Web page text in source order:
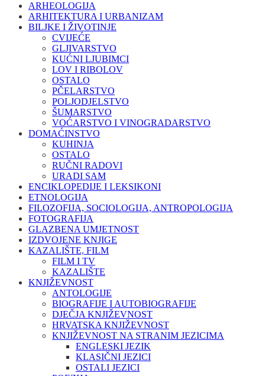
ARHEOLOGIJA
ARHITEKTURA I URBANIZAM
BILJKE I ŽIVOTINJE
CVIJEĆE
GLJIVARSTVO
KUĆNI LJUBIMCI
LOV I RIBOLOV
OSTALO
PČELARSTVO
POLJODJELSTVO
ŠUMARSTVO
VOĆARSTVO I VINOGRADARSTVO
DOMAĆINSTVO
KUHINJA
OSTALO
RUČNI RADOVI
URADI SAM
ENCIKLOPEDIJE I LEKSIKONI
ETNOLOGIJA
FILOZOFIJA, SOCIOLOGIJA, ANTROPOLOGIJA
FOTOGRAFIJA
GLAZBENA UMJETNOST
IZDVOJENE KNJIGE
KAZALIŠTE, FILM
FILM I TV
KAZALIŠTE
KNJIŽEVNOST
ANTOLOGIJE
BIOGRAFIJE I AUTOBIOGRAFIJE
DJEČJA KNJIŽEVNOST
HRVATSKA KNJIŽEVNOST
KNJIŽEVNOST NA STRANIM JEZICIMA
ENGLESKI JEZIK
KLASIČNI JEZICI
OSTALI JEZICI